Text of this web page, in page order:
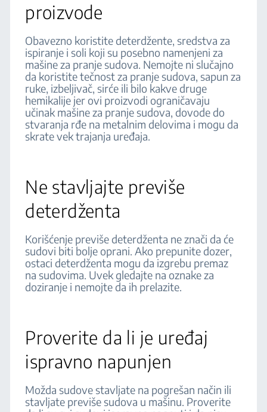
proizvode
Obavezno koristite deterdžente, sredstva za
ispiranje i soli koji su posebno namenjeni za
mašine za pranje sudova. Nemojte ni slučajno
da koristite tečnost za pranje sudova, sapun za
ruke, izbeljivač, sirće ili bilo kakve druge
hemikalije jer ovi proizvodi ograničavaju
učinak mašine za pranje sudova, dovode do
stvaranja rđe na metalnim delovima i mogu da
skrate vek trajanja uređaja.
Ne stavljajte previše
deterdženta
Korišćenje previše deterdženta ne znači da će
sudovi biti bolje oprani. Ako prepunite dozer,
ostaci deterdženta mogu da izgrebu premaz
na sudovima. Uvek gledajte na oznake za
doziranje i nemojte da ih prelazite.
Proverite da li je uređaj
ispravno napunjen
Možda sudove stavljate na pogrešan način ili
stavljate previše sudova u mašinu. Proverite